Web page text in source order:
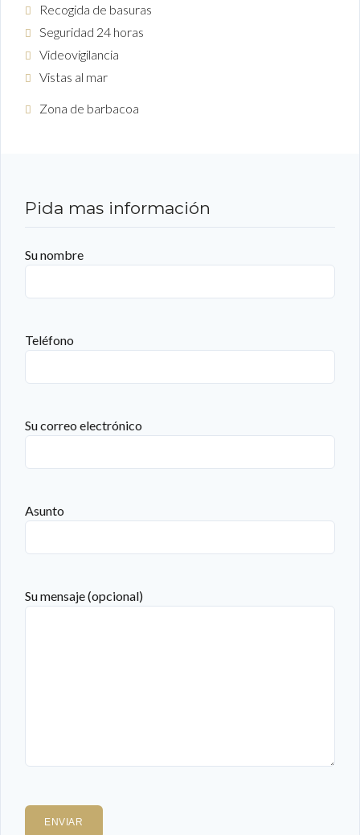
Recogida de basuras
Seguridad 24 horas
Videovigilancia
Vistas al mar
Zona de barbacoa
Pida mas información
Su nombre
Teléfono
Su correo electrónico
Asunto
Su mensaje (opcional)